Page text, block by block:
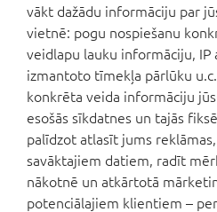
vākt dažādu informāciju par
vietnē: pogu nospiešanu
veidlapu lauku informāciju,
izmantoto tīmekļa pārlūku
konkrēta veida informāciju
esošās sīkdatnes un tajās
palīdzot atlasīt jums
savāktajiem datiem, radīt
nākotnē un atkārtotā
potenciālajiem klientiem –